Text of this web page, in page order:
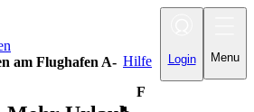
Menu
Login
Hilfe
am Flughafen A-
F